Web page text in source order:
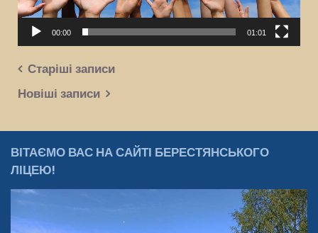
00:00 01:01
Старіші записи
Новіші записи
ВІТАЄМО ВАС НА САЙТІ БЕРЕСТЯНСЬКОГО
ЛІЦЕЮ!